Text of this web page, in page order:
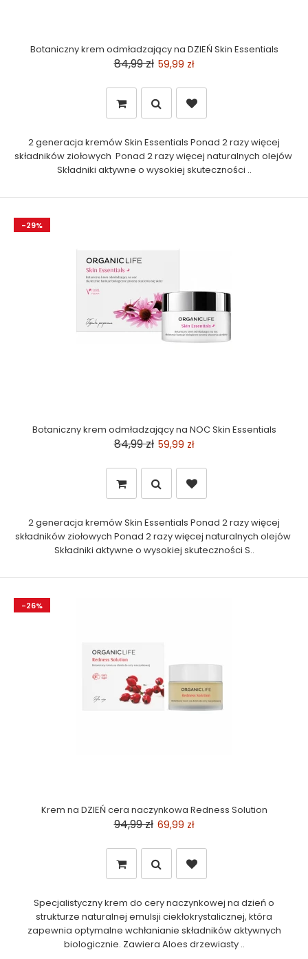
Botaniczny krem odmładzający na DZIEŃ Skin Essentials
84,99 zł 59,99 zł
2 generacja kremów Skin Essentials Ponad 2 razy więcej
składników ziołowych Ponad 2 razy więcej naturalnych olejów
Składniki aktywne o wysokiej skuteczności ..
-29%
Botaniczny krem odmładzający na NOC Skin Essentials
84,99 zł 59,99 zł
2 generacja kremów Skin Essentials Ponad 2 razy więcej
składników ziołowych Ponad 2 razy więcej naturalnych olejów
Składniki aktywne o wysokiej skuteczności S..
-26%
Krem na DZIEŃ cera naczynkowa Redness Solution
94,99 zł 69,99 zł
Specjalistyczny krem do cery naczynkowej na dzień o
strukturze naturalnej emulsji ciekłokrystalicznej, która
zapewnia optymalne wchłanianie składników aktywnych
biologicznie. Zawiera Aloes drzewiasty ..